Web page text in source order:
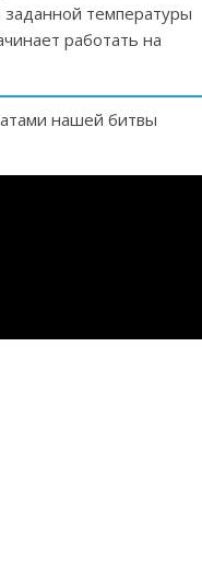
температуры
работать на
нашей битвы